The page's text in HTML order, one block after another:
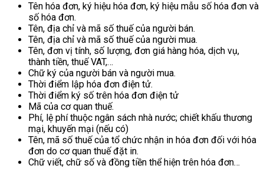
Tên hóa đơn, ký hiệu hóa đơn, ký hiệu mẫu số hóa đơn và
số hóa đơn.
Tên, địa chỉ và mã số thuế của người bán.
Tên, địa chỉ và mã số thuế của người mua.
Tên, đơn vị tính, số lượng, đơn giá hàng hóa, dịch vụ,
thành tiền, thuế VAT,…
Chữ ký của người bán và người mua.
Thời điểm lập hóa đơn điện tử.
Thời điểm ký số trên hóa đơn điện tử
Mã của cơ quan thuế.
Phí, lệ phí thuộc ngân sách nhà nước; chiết khấu thương
mại, khuyến mại (nếu có)
Tên, mã số thuế của tổ chức nhận in hóa đơn đối với hóa
đơn do cơ quan thuế đặt in.
Chữ viết, chữ số và đồng tiền thể hiện trên hóa đơn…